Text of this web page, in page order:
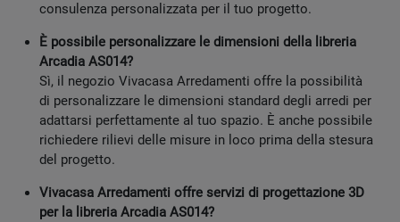
consulenza personalizzata per il tuo progetto.
È possibile personalizzare le dimensioni della libreria
Arcadia AS014?
Sì, il negozio Vivacasa Arredamenti offre la possibilità
di personalizzare le dimensioni standard degli arredi per
adattarsi perfettamente al tuo spazio. È anche possibile
richiedere rilievi delle misure in loco prima della stesura
del progetto.
Vivacasa Arredamenti offre servizi di progettazione 3D
per la libreria Arcadia AS014?